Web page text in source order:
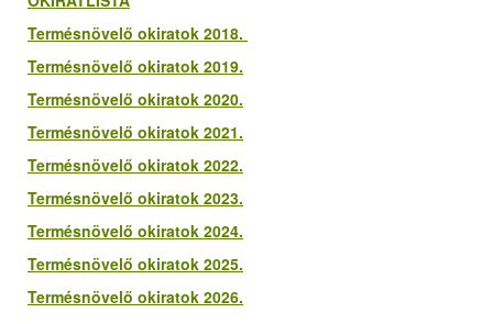
Termésnövelő okiratok 2018.
Termésnövelő okiratok 2019.
Termésnövelő okiratok 2020.
Termésnövelő okiratok 2021.
Termésnövelő okiratok 2022.
Termésnövelő okiratok 2023.
Termésnövelő okiratok 2024.
Termésnövelő okiratok 2025.
Termésnövelő okiratok 2026.